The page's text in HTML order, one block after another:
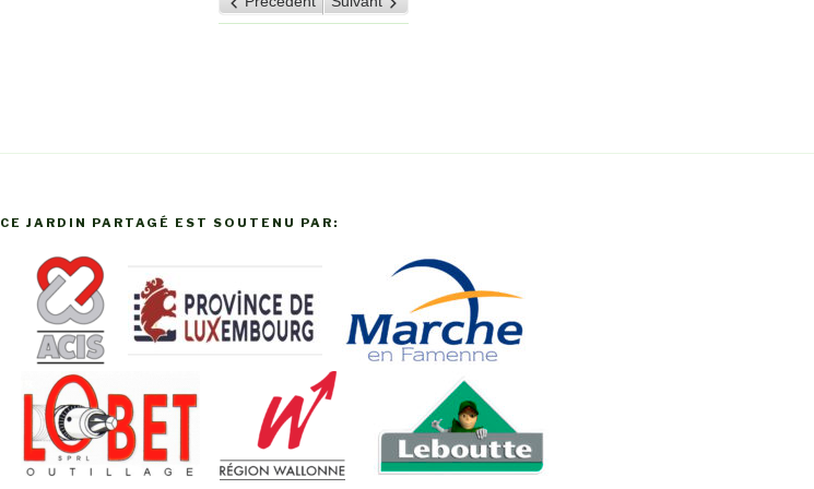
20262026 2026 2026
CE JARDIN PARTAGÉ EST SOUTENU PAR: